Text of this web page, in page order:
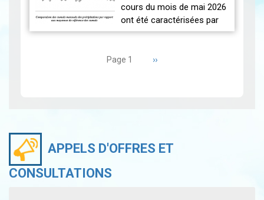
cours du mois de mai 2026
ont été caractérisées par
des températures proches
répartition spatiale
Page 1 Page
››
APPELS D'OFFRES ET
CONSULTATIONS